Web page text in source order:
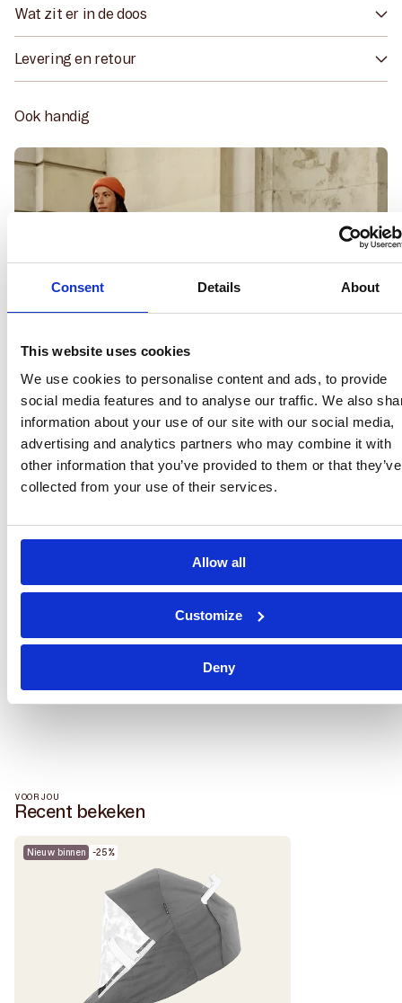
Consent Details About
information about your use of our site with our social media,
other information that you’ve provided to them or that they’ve
collected from your use of their services.
Allow all
Customize
Deny
Wat zit er in de doos
Levering en retour
Ook handig
Waarom Parenthings
Duurzaam en betaalbaar Service center & showroom
Elk product wordt grondig gecontroleerd op veiligheid en werking.
VOOR JOU
Recent bekeken
Nieuw binnen -25%